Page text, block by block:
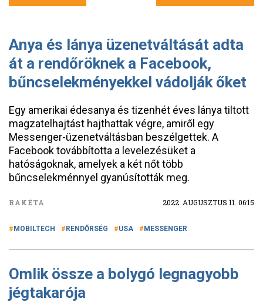
Anya és lánya üzenetváltását adta
át a rendőröknek a Facebook,
bűncselekményekkel vádolják őket
Egy amerikai édesanya és tizenhét éves lánya tiltott
magzatelhajtást hajthattak végre, amiről egy
Messenger-üzenetváltásban beszélgettek. A
Facebook továbbította a levelezésüket a
hatóságoknak, amelyek a két nőt több
bűncselekménnyel gyanúsították meg.
RAKÉTA 2022. AUGUSZTUS 11. 06:15
MOBILTECH RENDŐRSÉG USA MESSENGER
Omlik össze a bolygó legnagyobb
jégtakarója